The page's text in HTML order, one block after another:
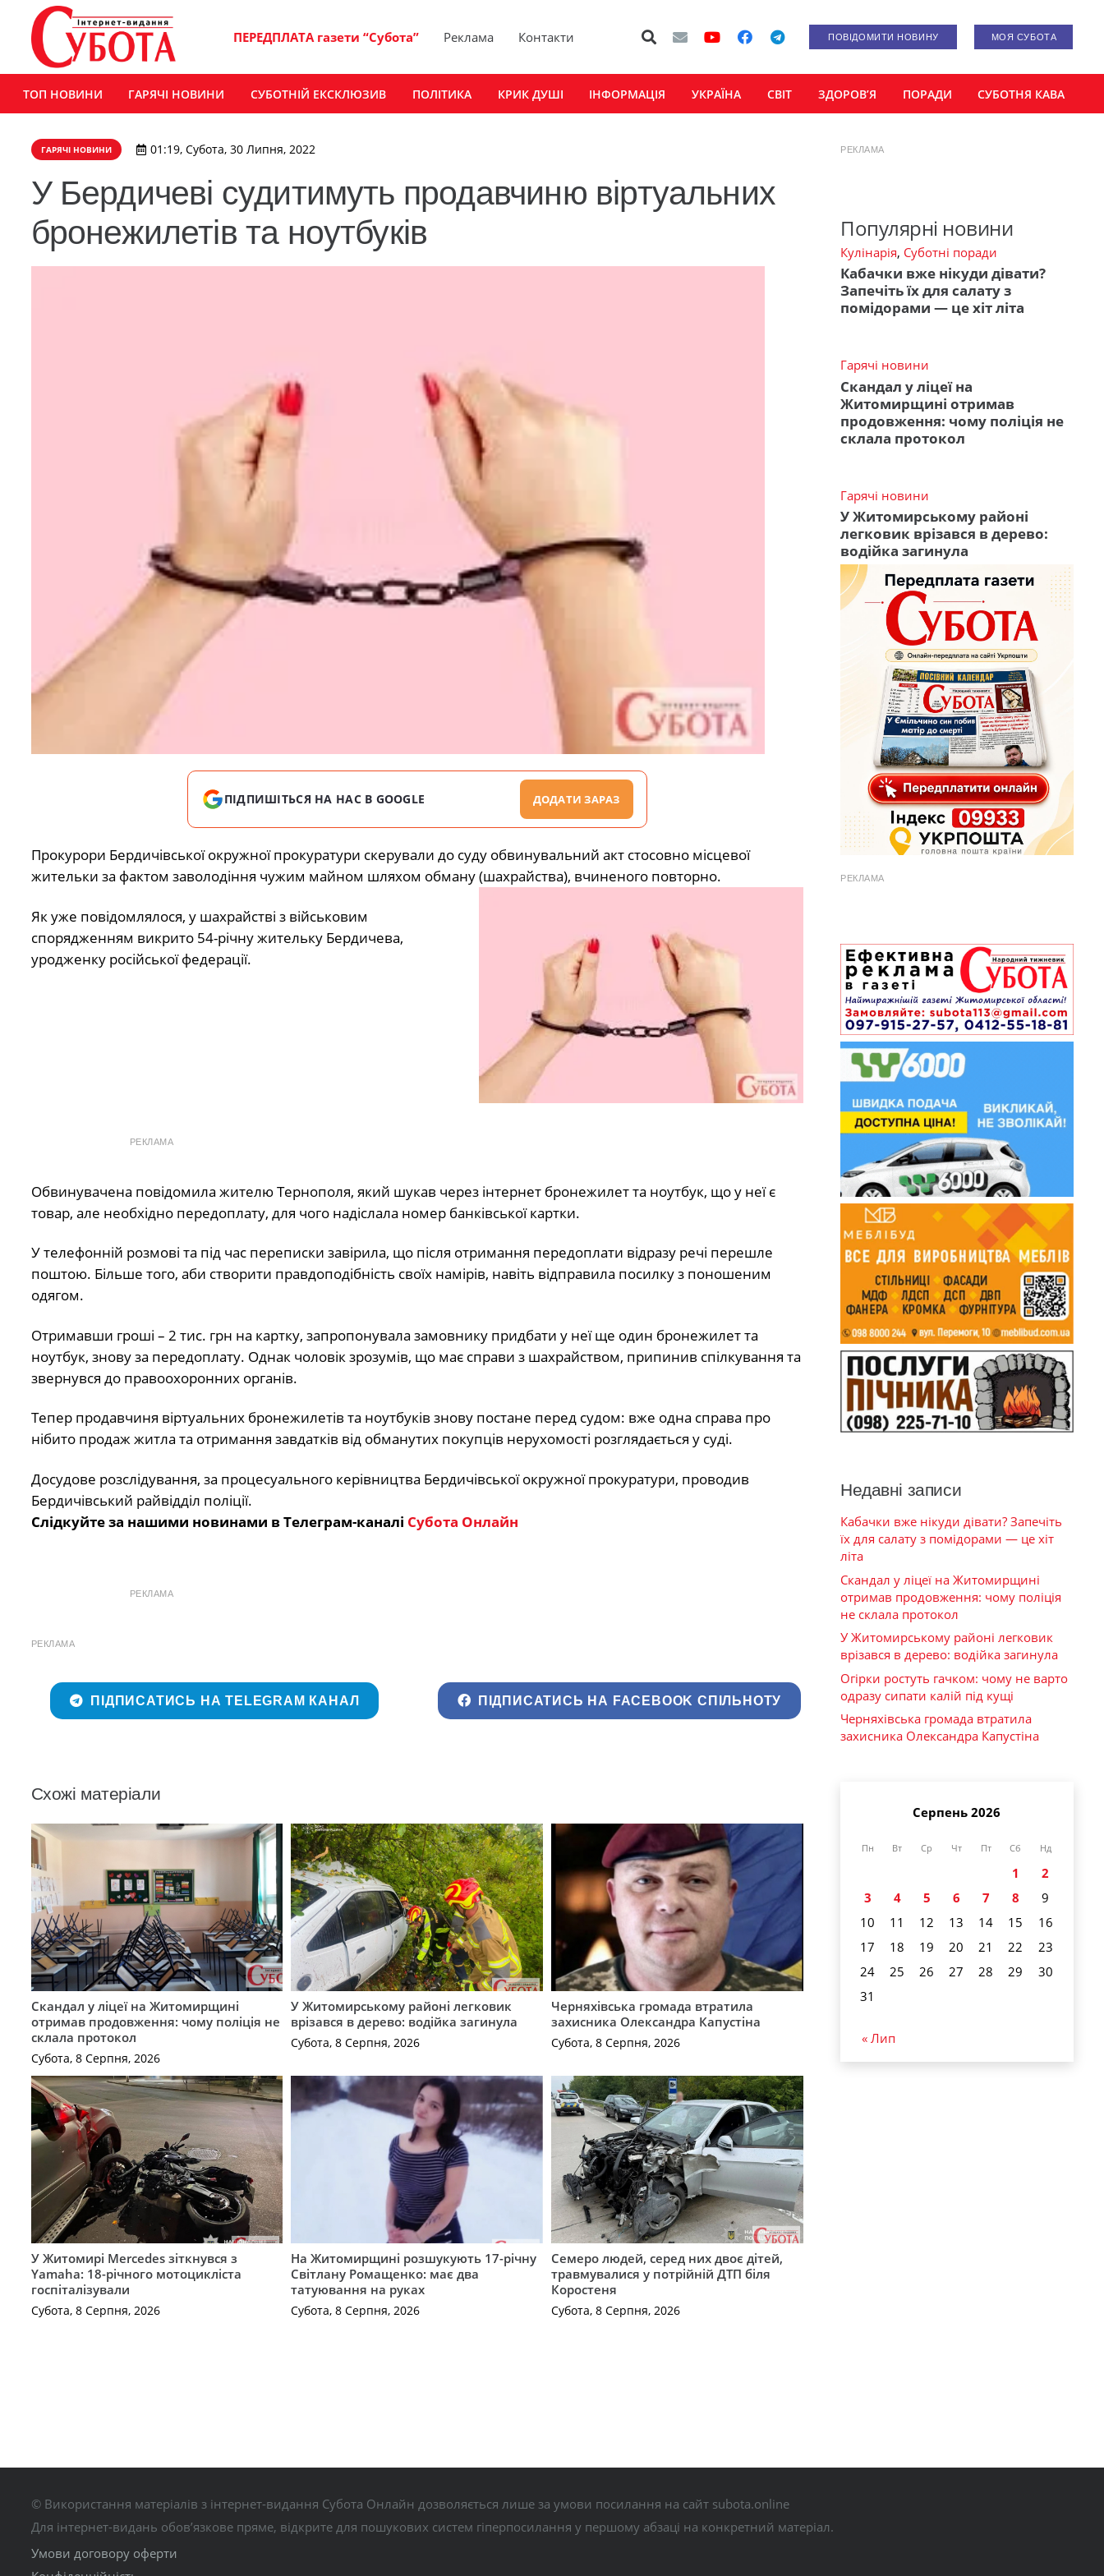
ПЕРЕДПЛАТА газети “Субота” Реклама Контакти ПОВІДОМИТИ НОВИНУ МОЯ СУБОТА
ТОП НОВИНИ ГАРЯЧІ НОВИНИ СУБОТНІЙ ЕКСКЛЮЗИВ ПОЛІТИКА КРИК ДУШІ ІНФОРМАЦІЯ УКРАЇНА СВІТ ЗДОРОВ’Я ПОРАДИ СУБОТНЯ КАВА
ГАРЯЧІ НОВИНИ 01:19, Субота, 30 Липня, 2022
У Бердичеві судитимуть продавчиню віртуальних
бронежилетів та ноутбуків
ПІДПИШІТЬСЯ НА НАС В GOOGLE ДОДАТИ ЗАРАЗ
Прокурори Бердичівської окружної прокуратури скерували до суду обвинувальний акт стосовно місцевої
жительки за фактом заволодіння чужим майном шляхом обману (шахрайства), вчиненого повторно.
Як уже повідомлялося, у шахрайстві з військовим
спорядженням викрито 54-річну жительку Бердичева,
уродженку російської федерації.
РЕКЛАМА
Обвинувачена повідомила жителю Тернополя, який шукав через інтернет бронежилет та ноутбук, що у неї є
товар, але необхідно передоплату, для чого надіслала номер банківської картки.
У телефонній розмові та під час переписки завірила, що після отримання передоплати відразу речі перешле
поштою. Більше того, аби створити правдоподібність своїх намірів, навіть відправила посилку з поношеним
одягом.
Отримавши гроші – 2 тис. грн на картку, запропонувала замовнику придбати у неї ще один бронежилет та
ноутбук, знову за передоплату. Однак чоловік зрозумів, що має справи з шахрайством, припинив спілкування та
звернувся до правоохоронних органів.
Тепер продавчиня віртуальних бронежилетів та ноутбуків знову постане перед судом: вже одна справа про
нібито продаж житла та отримання завдатків від обманутих покупців нерухомості розглядається у суді.
Досудове розслідування, за процесуального керівництва Бердичівської окружної прокуратури, проводив
Бердичівський райвідділ поліції.
Слідкуйте за нашими новинами в Телеграм-каналі Субота Онлайн
РЕКЛАМА
РЕКЛАМА
ПІДПИСАТИСЬ НА TELEGRAM КАНАЛ ПІДПИСАТИСЬ НА FACEBOOK СПІЛЬНОТУ
Схожі матеріали
Скандал у ліцеї на Житомирщині
отримав продовження: чому поліція не
склала протокол
Субота, 8 Серпня, 2026
У Житомирському районі легковик
врізався в дерево: водійка загинула
Субота, 8 Серпня, 2026
Черняхівська громада втратила
захисника Олександра Капустіна
Субота, 8 Серпня, 2026
У Житомирі Mercedes зіткнувся з
Yamaha: 18-річного мотоцикліста
госпіталізували
Субота, 8 Серпня, 2026
На Житомирщині розшукують 17-річну
Світлану Ромащенко: має два
татуювання на руках
Субота, 8 Серпня, 2026
Семеро людей, серед них двоє дітей,
травмувалися у потрійній ДТП біля
Коростеня
Субота, 8 Серпня, 2026
РЕКЛАМА
Популярні новини
Кулінарія, Суботні поради
Кабачки вже нікуди дівати?
Запечіть їх для салату з
помідорами — це хіт літа
Гарячі новини
Скандал у ліцеї на
Житомирщині отримав
продовження: чому поліція не
склала протокол
Гарячі новини
У Житомирському районі
легковик врізався в дерево:
водійка загинула
РЕКЛАМА
Недавні записи
Кабачки вже нікуди дівати? Запечіть
їх для салату з помідорами — це хіт
літа
Скандал у ліцеї на Житомирщині
отримав продовження: чому поліція
не склала протокол
У Житомирському районі легковик
врізався в дерево: водійка загинула
Огірки ростуть гачком: чому не варто
одразу сипати калій під кущі
Черняхівська громада втратила
захисника Олександра Капустіна
Серпень 2026
Пн Вт Ср Чт Пт Сб Нд
1
2
3
4 5 6 7 8
9
10
11 12 13 14 15
16
17
18 19 20 21 22
23
24
25 26 27 28 29
30
31
« Лип
© Використання матеріалів з інтернет-видання Субота Онлайн дозволяється лише за умови посилання на сайт subota.online
Для інтернет-видань обов’язкове пряме, відкрите для пошукових систем гіперпосилання у першому абзаці на конкретний матеріал.
Умови договору оферти